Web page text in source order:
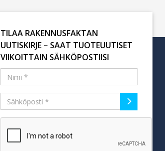
TILAA RAKENNUSFAKTAN
UUTISKIRJE – SAAT TUOTEUUTISET
VIIKOITTAIN SÄHKÖPOSTIISI